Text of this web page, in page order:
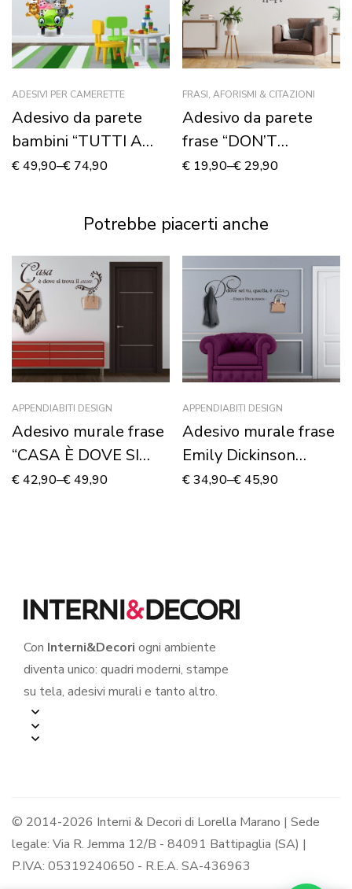
ADESIVI PER CAMERETTE
Adesivo da parete
bambini “TUTTI A
BORDO!” – Adesivo
€49,90–€ 74,90
FRASI, AFORISMI & CITAZIONI
Adesivo da parete
frase “DON’T
WORRY, BE HAPPY!”
€ 19,90–€ 29,90
Potrebbe piacerti anche
APPENDIABITI DESIGN
Adesivo murale frase
“CASA È DOVE SI
TROVA IL CUORE” –
€42,90–€49,90
APPENDIABITI DESIGN
Adesivo murale frase
Emily Dickinson
“DOVE SEI TU,
€34,90–€45,90
Con Interni&Decori ogni ambiente
diventa unico: quadri moderni, stampe
su tela, adesivi murali e tanto altro.
© 2014-2026 Interni & Decori di Lorella Marano | Sede
legale: Via R. Jemma 12/B - 84091 Battipaglia (SA) |
P.IVA: 05319240650 - R.E.A. SA-436963